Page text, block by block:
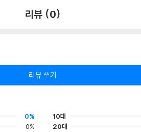
리뷰 (0)
리뷰 쓰기
0%
0%
10대
20대